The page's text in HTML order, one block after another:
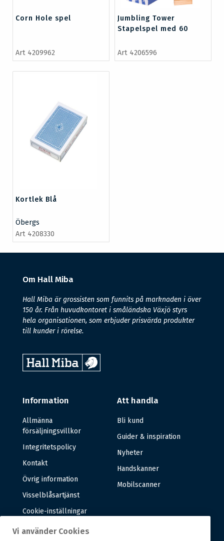
Corn Hole spel
Art 4209962
Jumbling Tower
Stapelspel med 60
Art 4206596
Kortlek Blå
Öbergs
Art 4208330
Om Hall Miba
Hall Miba är grossisten som funnits på marknaden i över
150 år. Från huvudkontoret i småländska Växjö styrs
hela organisationen, som erbjuder prisvärda produkter
till kunder i rörelse.
Information
Allmänna
försäljningsvillkor
Integritetspolicy
Kontakt
Övrig information
Visselblåsartjänst
Cookie-inställningar
Att handla
Bli kund
Guider & inspiration
Nyheter
Handskanner
Mobilscanner
Vi använder Cookies